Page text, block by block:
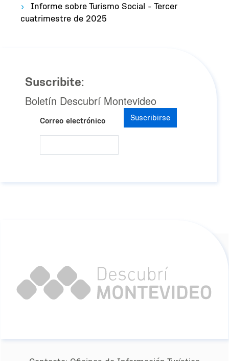
Informe sobre Turismo Social - Tercer
cuatrimestre de 2025
Suscribite:
Boletín Descubrí Montevideo
Correo electrónico Suscribirse